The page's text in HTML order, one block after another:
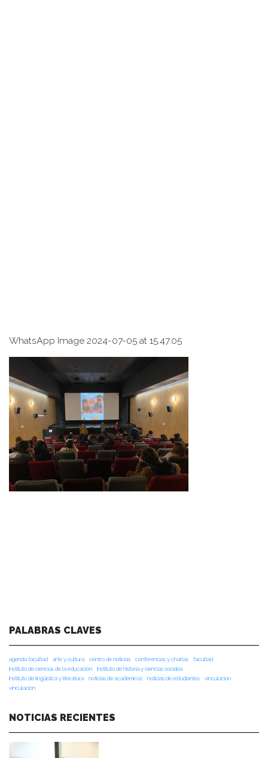
WhatsApp Image 2024-07-05 at 15.47.05
PALABRAS CLAVES
agenda facultad arte y cultura centro de noticias conferencias y charlas
facultad
instituto de ciencias de la educación
instituto de historia y ciencias sociales
instituto de lingüística y literatura
noticias de académicos noticias de estudiantes
vinculacion
vinculación
NOTICIAS RECIENTES